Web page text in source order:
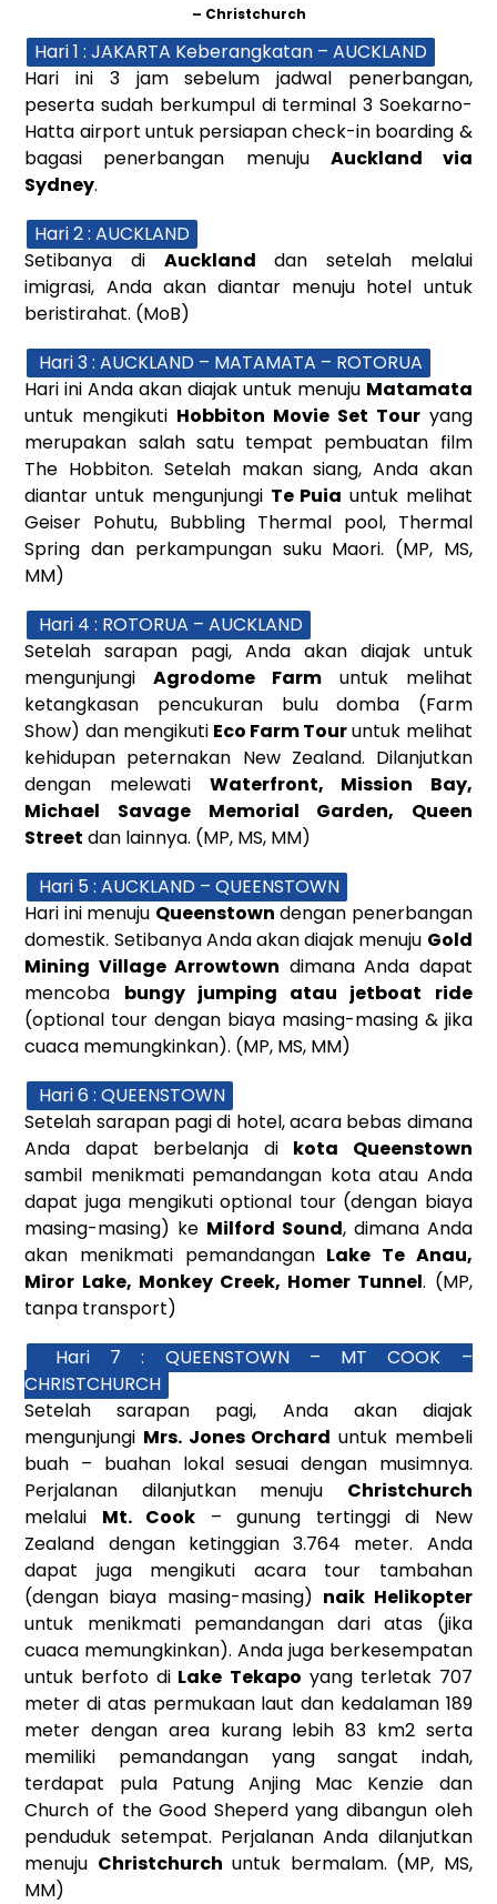
– Christchurch
Hari 1 : JAKARTA Keberangkatan – AUCKLAND
Hari ini 3 jam sebelum jadwal penerbangan,
peserta sudah berkumpul di terminal 3 Soekarno-
Hatta airport untuk persiapan check-in boarding &
bagasi penerbangan menuju Auckland via
Sydney.
Hari 2 : AUCKLAND
Setibanya di Auckland dan setelah melalui
imigrasi, Anda akan diantar menuju hotel untuk
beristirahat. (MoB)
Hari 3 : AUCKLAND – MATAMATA – ROTORUA
Hari ini Anda akan diajak untuk menuju Matamata
untuk mengikuti Hobbiton Movie Set Touryang
merupakan salah satu tempat pembuatan film
The Hobbiton. Setelah makan siang, Anda akan
diantar untuk mengunjungi Te Puia untuk melihat
Geiser Pohutu, Bubbling Thermal pool, Thermal
Spring dan perkampungan suku Maori. (MP, MS,
MM)
Hari 4 : ROTORUA – AUCKLAND
Setelah sarapan pagi, Anda akan diajak untuk
mengunjungiAgrodome Farm untuk melihat
ketangkasan pencukuran bulu domba (Farm
Show) dan mengikuti Eco Farm Touruntuk melihat
kehidupan peternakan New Zealand. Dilanjutkan
dengan melewati Waterfront, Mission Bay,
Michael Savage Memorial Garden, Queen
Street dan lainnya. (MP, MS, MM)
Hari 5 : AUCKLAND – QUEENSTOWN
Hari ini menuju Queenstown dengan penerbangan
domestik. Setibanya Anda akan diajak menuju Gold
Mining Village Arrowtown dimana Anda dapat
mencoba bungy jumping atau jetboat ride
(optional tour dengan biaya masing-masing & jika
cuaca memungkinkan). (MP, MS, MM)
Hari 6 : QUEENSTOWN
Setelah sarapan pagi di hotel, acara bebas dimana
Anda dapat berbelanja di kota Queenstown
sambil menikmati pemandangan kota atau Anda
dapat juga mengikuti optional tour (dengan biaya
masing-masing) ke Milford Sound, dimana Anda
akan menikmati pemandangan Lake Te Anau,
Miror Lake, Monkey Creek, Homer Tunnel. (MP,
tanpa transport)
Hari 7 : QUEENSTOWN – MT COOK –
CHRISTCHURCH
Setelah sarapan pagi, Anda akan diajak
mengunjungi Mrs. Jones Orchard untuk membeli
buah – buahan lokal sesuai dengan musimnya.
Perjalanan dilanjutkan menuju Christchurch
melalui Mt. Cook – gunung tertinggi di New
Zealand dengan ketinggian 3.764 meter. Anda
dapat juga mengikuti acara tour tambahan
(dengan biaya masing-masing) naik Helikopter
untuk menikmati pemandangan dari atas (jika
cuaca memungkinkan). Anda juga berkesempatan
untuk berfoto di Lake Tekapo yang terletak 707
meter di atas permukaan laut dan kedalaman 189
meter dengan area kurang lebih 83 km2 serta
memiliki pemandangan yang sangat indah,
terdapat pula Patung Anjing Mac Kenzie dan
Church of the Good Sheperd yang dibangun oleh
penduduk setempat. Perjalanan Anda dilanjutkan
menuju Christchurch untuk bermalam. (MP, MS,
MM)